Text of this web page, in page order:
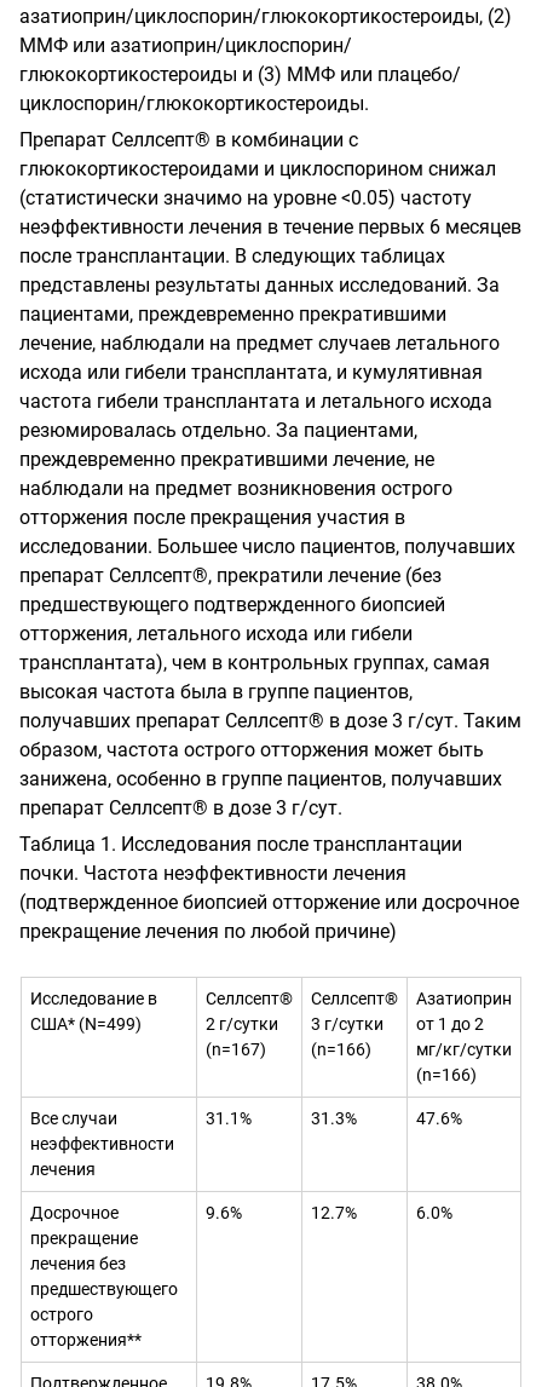
азатиоприн/циклоспорин/глюкокортикостероиды, (2)
ММФ или азатиоприн/циклоспорин/
глюкокортикостероиды и (3) ММФ или плацебо/
циклоспорин/глюкокортикостероиды.
Препарат Селлсепт® в комбинации с
глюкокортикостероидами и циклоспорином снижал
(статистически значимо на уровне <0.05) частоту
неэффективности лечения в течение первых 6 месяцев
после трансплантации. В следующих таблицах
представлены результаты данных исследований. За
пациентами, преждевременно прекратившими
лечение, наблюдали на предмет случаев летального
исхода или гибели трансплантата, и кумулятивная
частота гибели трансплантата и летального исхода
резюмировалась отдельно. За пациентами,
преждевременно прекратившими лечение, не
наблюдали на предмет возникновения острого
отторжения после прекращения участия в
исследовании. Большее число пациентов, получавших
препарат Селлсепт®, прекратили лечение (без
предшествующего подтвержденного биопсией
отторжения, летального исхода или гибели
трансплантата), чем в контрольных группах, самая
высокая частота была в группе пациентов,
получавших препарат Селлсепт® в дозе 3 г/сут. Таким
образом, частота острого отторжения может быть
занижена, особенно в группе пациентов, получавших
препарат Селлсепт® в дозе 3 г/сут.
Таблица 1. Исследования после трансплантации
почки. Частота неэффективности лечения
(подтвержденное биопсией отторжение или досрочное
прекращение лечения по любой причине)
Исследование в
США* (N=499)
Селлсепт®
2 г/сутки
(n=167)
Селлсепт®
3 г/сутки
(n=166)
Азатиоприн
от 1 до 2
мг/кг/сутки
(n=166)
Все случаи
неэффективности
лечения
31.1% 31.3% 47.6%
Досрочное
прекращение
лечения без
предшествующего
острого
отторжения**
9.6% 12.7% 6.0%
Подтвержденное
19.8% 17.5% 38.0%